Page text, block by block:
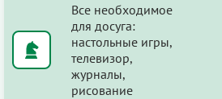
Все необходимое
для досуга:
настольные игры,
телевизор,
журналы,
рисование